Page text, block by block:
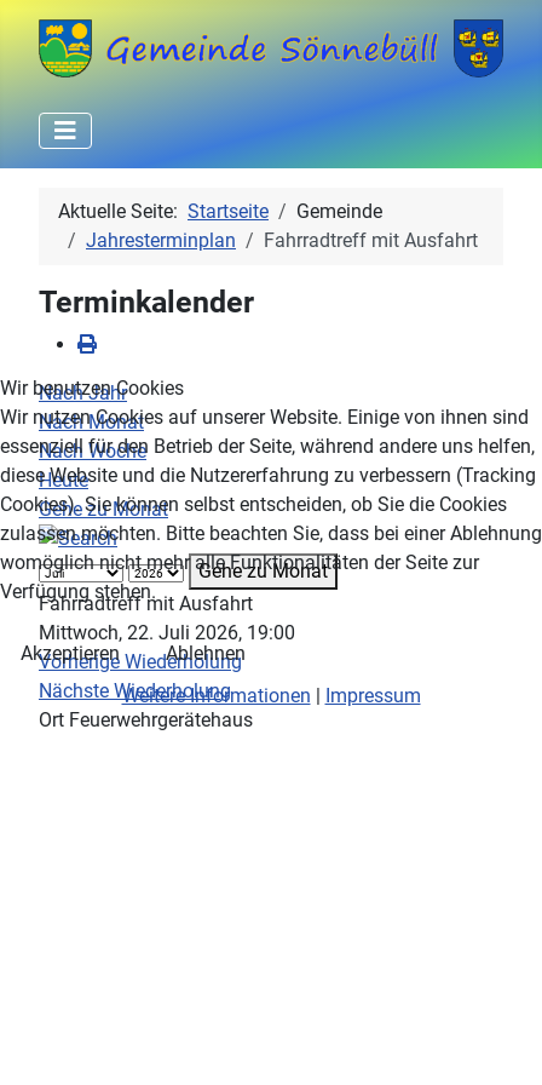
Aktuelle Seite: Startseite
Gemeinde
Jahresterminplan
Fahrradtreff mit Ausfahrt
Terminkalender
Nach Jahr
Nach Monat
Nach Woche
Heute
Gehe zu Monat
Gehe zu Monat
Fahrradtreff mit Ausfahrt
Mittwoch, 22. Juli 2026, 19:00
Vorherige Wiederholung
Nächste Wiederholung
Ort Feuerwehrgerätehaus
Wir benutzen Cookies
Wir nutzen Cookies auf unserer Website. Einige von ihnen sind
essenziell für den Betrieb der Seite, während andere uns helfen,
diese Website und die Nutzererfahrung zu verbessern (Tracking
Cookies). Sie können selbst entscheiden, ob Sie die Cookies
zulassen möchten. Bitte beachten Sie, dass bei einer Ablehnung
womöglich nicht mehr alle Funktionalitäten der Seite zur
Verfügung stehen.
Akzeptieren
Ablehnen
Weitere Informationen | Impressum